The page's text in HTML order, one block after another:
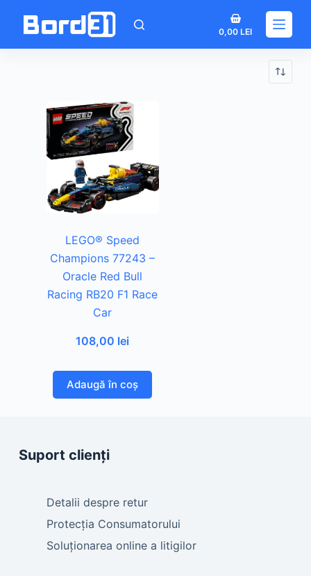
Coș
de
cumpărături
0,00LEI
LEGO® Speed
Champions 77243 –
Oracle Red Bull
Racing RB20 F1 Race
Car
108,00 lei
Adaugă în coș
Suport clienți
Detalii despre retur
Protecția Consumatorului
Soluționarea online a litigilor